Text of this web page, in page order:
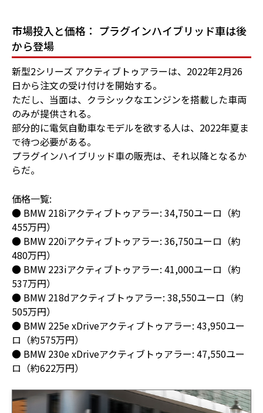
市場投入と価格： プラグインハイブリッド車は後
から登場
新型2シリーズ アクティブトゥアラーは、2022年2月26
日から注文の受け付けを開始する。
ただし、当面は、クラシックなエンジンを搭載した車両
のみが提供される。
部分的に電気自動車なモデルを欲する人は、2022年夏ま
で待つ必要がある。
プラグインハイブリッド車の販売は、それ以降となるか
らだ。
価格一覧:
● BMW 218iアクティブトゥアラー: 34,750ユーロ（約
455万円）
● BMW 220iアクティブトゥアラー: 36,750ユーロ（約
480万円）
● BMW 223iアクティブトゥアラー: 41,000ユーロ（約
537万円）
● BMW 218dアクティブトゥアラー: 38,550ユーロ（約
505万円）
● BMW 225e xDriveアクティブトゥアラー: 43,950ユー
ロ（約575万円）
● BMW 230e xDriveアクティブトゥアラー: 47,550ユー
ロ（約622万円）